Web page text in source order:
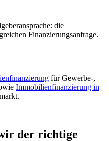
die
Finanzierungsanfrage.
für Gewerbe-,
Immobilienfinanzierung in
der richtige